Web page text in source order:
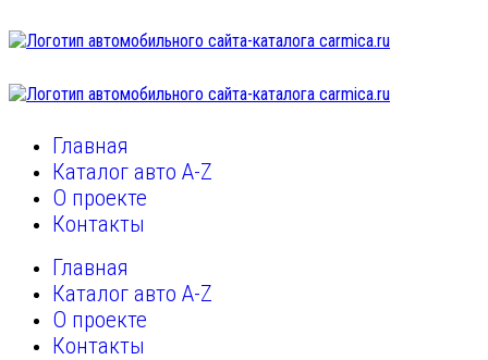
Главная
Каталог авто A-Z
О проекте
Контакты
Главная
Каталог авто A-Z
О проекте
Контакты